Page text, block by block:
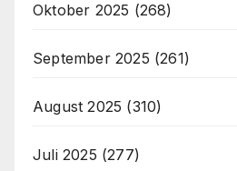
Oktober 2025 (268)
September 2025 (261)
August 2025 (310)
Juli 2025 (277)